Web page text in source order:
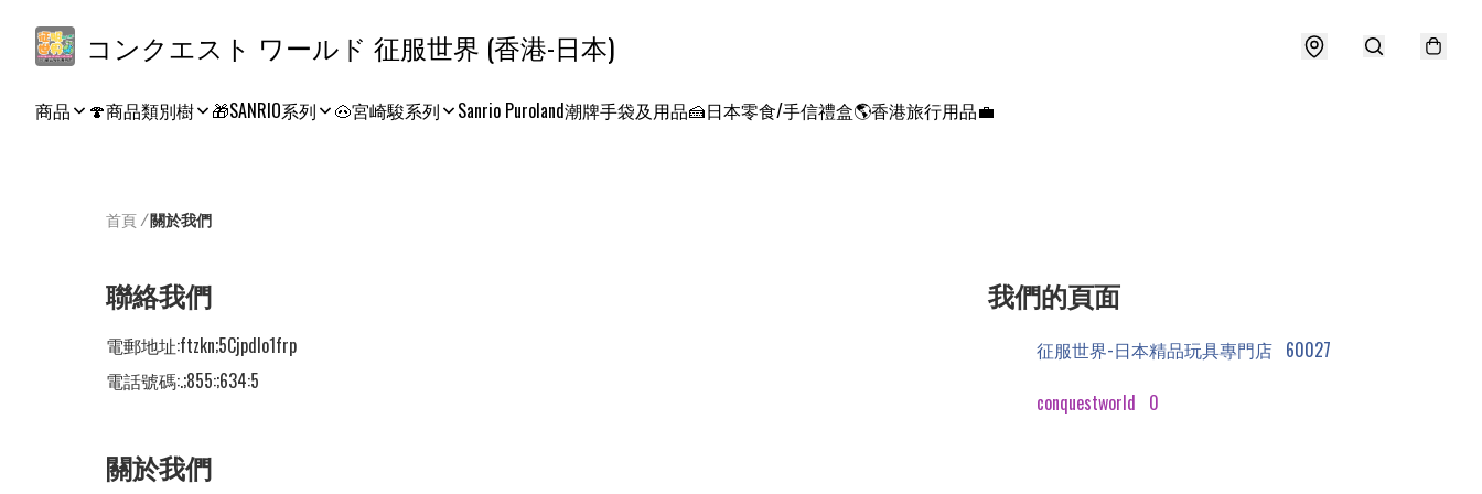
コンクエスト ワールド 征服世界 (香港-日本)
商品 🍄商品類別樹 🎁SANRIO系列 🐽宮崎駿系列 Sanrio Puroland潮牌手袋及用品🍰日本零食/手信禮盒🌎香港旅行用品💼
首頁/關於我們
聯絡我們
電郵地址:ftzkn;5Cjpdlo1frp
電話號碼:.;855:;634:5
關於我們
我們的頁面
征服世界-日本精品玩具專門店 60027
conquestworld 0